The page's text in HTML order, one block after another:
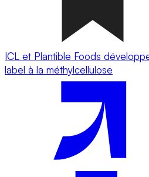
ICL et Plantible Foods
label à la méthylcellulose